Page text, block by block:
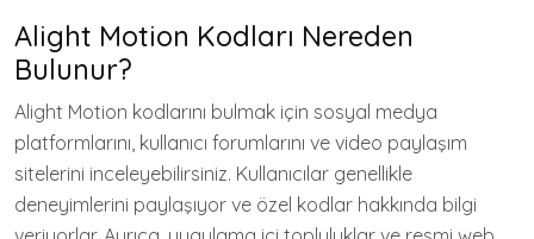
Alight Motion Kodları Nereden
Bulunur?
Alight Motion kodlarını bulmak için sosyal medya
platformlarını, kullanıcı forumlarını ve video paylaşım
sitelerini inceleyebilirsiniz. Kullanıcılar genellikle
deneyimlerini paylaşıyor ve özel kodlar hakkında bilgi